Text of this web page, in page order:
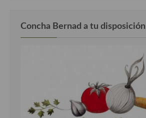
Concha Bernad a tu disposición